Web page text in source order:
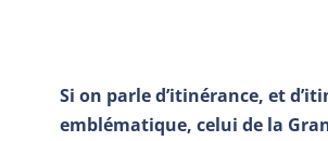
Si on parle d’itinérance, et
emblématique, celui de la